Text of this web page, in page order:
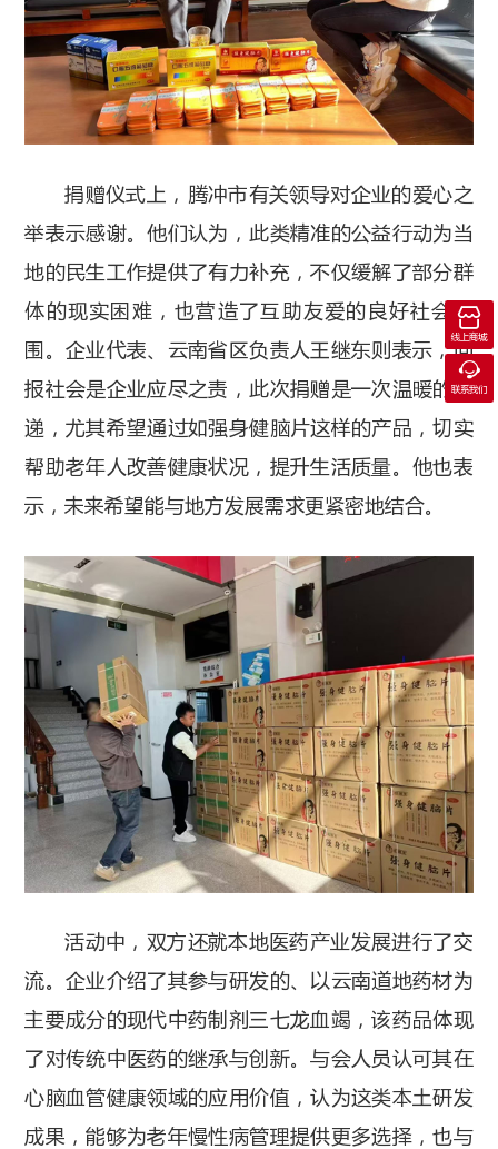
捐赠仪式上，腾冲市有关领导对企业的爱心之
举表示感谢。他们认为，此类精准的公益行动为当
地的民生工作提供了有力补充，不仅缓解了部分群
体的现实困难，也营造了互助友爱的良好社会氛
围。企业代表、云南省区负责人王继东则表示，回
报社会是企业应尽之责，此次捐赠是一次温暖的传
递，尤其希望通过如强身健脑片这样的产品，切实
帮助老年人改善健康状况，提升生活质量。他也表
示，未来希望能与地方发展需求更紧密地结合。
活动中，双方还就本地医药产业发展进行了交
流。企业介绍了其参与研发的、以云南道地药材为
主要成分的现代中药制剂三七龙血竭，该药品体现
了对传统中医药的继承与创新。与会人员认可其在
心脑血管健康领域的应用价值，认为这类本土研发
成果，能够为老年慢性病管理提供更多选择，也与

线上商城

联系我们